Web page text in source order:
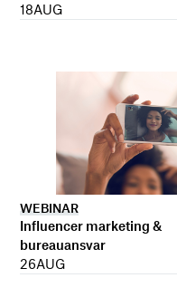
18AUG
WEBINAR
Influencer marketing &
bureauansvar
26AUG